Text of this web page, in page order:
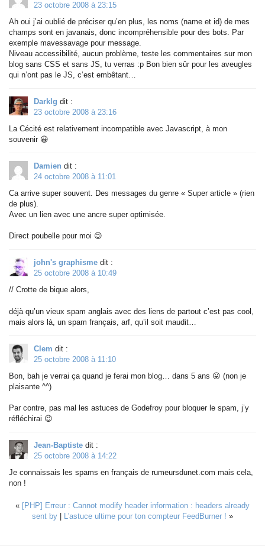
23 octobre 2008 à 23:15
Ah oui j’ai oublié de préciser qu’en plus, les noms (name et id) de mes
champs sont en javanais, donc incompréhensible pour des bots. Par
exemple mavessavage pour message.
Niveau accessibilité, aucun problème, teste les commentaires sur mon
blog sans CSS et sans JS, tu verras :p Bon bien sûr pour les aveugles
qui n’ont pas le JS, c’est embêtant…
Darklg dit :
23 octobre 2008 à 23:16
La Cécité est relativement incompatible avec Javascript, à mon
souvenir 😀
Damien dit :
24 octobre 2008 à 11:01
Ca arrive super souvent. Des messages du genre « Super article » (rien
de plus).
Avec un lien avec une ancre super optimisée.
Direct poubelle pour moi 😉
john's graphisme dit :
25 octobre 2008 à 10:49
// Crotte de bique alors,
déjà qu’un vieux spam anglais avec des liens de partout c’est pas cool,
mais alors là, un spam français, arf, qu’il soit maudit…
Clem dit :
25 octobre 2008 à 11:10
Bon, bah je verrai ça quand je ferai mon blog… dans 5 ans 😛 (non je
plaisante ^^)
Par contre, pas mal les astuces de Godefroy pour bloquer le spam, j’y
réfléchirai 😉
Jean-Baptiste dit :
25 octobre 2008 à 14:22
Je connaissais les spams en français de rumeursdunet.com mais cela,
non !
« [PHP] Erreur : Cannot modify header information : headers already
sent by | L'astuce ultime pour ton compteur FeedBurner ! »